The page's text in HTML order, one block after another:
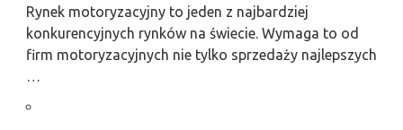
Rynek motoryzacyjny to jeden z najbardziej
konkurencyjnych rynków na świecie. Wymaga to od
firm motoryzacyjnych nie tylko sprzedaży najlepszych
…